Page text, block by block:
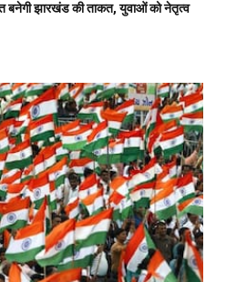
झारखंड की ताकत, युवाओं को नेतृत्व